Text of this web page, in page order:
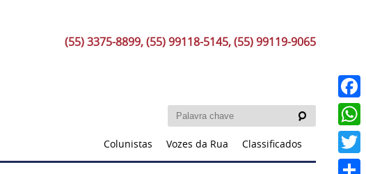
(55) 3375-8899, (55) 99118-5145, (55) 99119-9065
Colunistas
Vozes da Rua Classificados